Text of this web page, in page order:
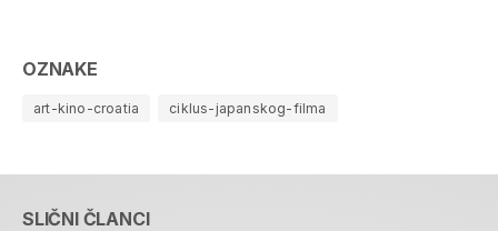
OZNAKE
art-kino-croatia ciklus-japanskog-filma
SLIČNI ČLANCI